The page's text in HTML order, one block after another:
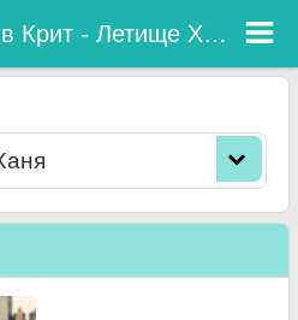
Коли под наем в Крит - Летище Ханя